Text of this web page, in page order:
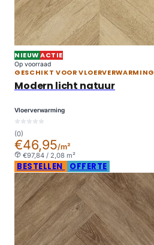
NIEUWACTIE
Op voorraad
GESCHIKT VOOR VLOERVERWARMING
Modern licht natuur
Vloerverwarming
(0)
€46,95/m²
€97,84 / 2,08 m²
BESTELLEN OFFERTE